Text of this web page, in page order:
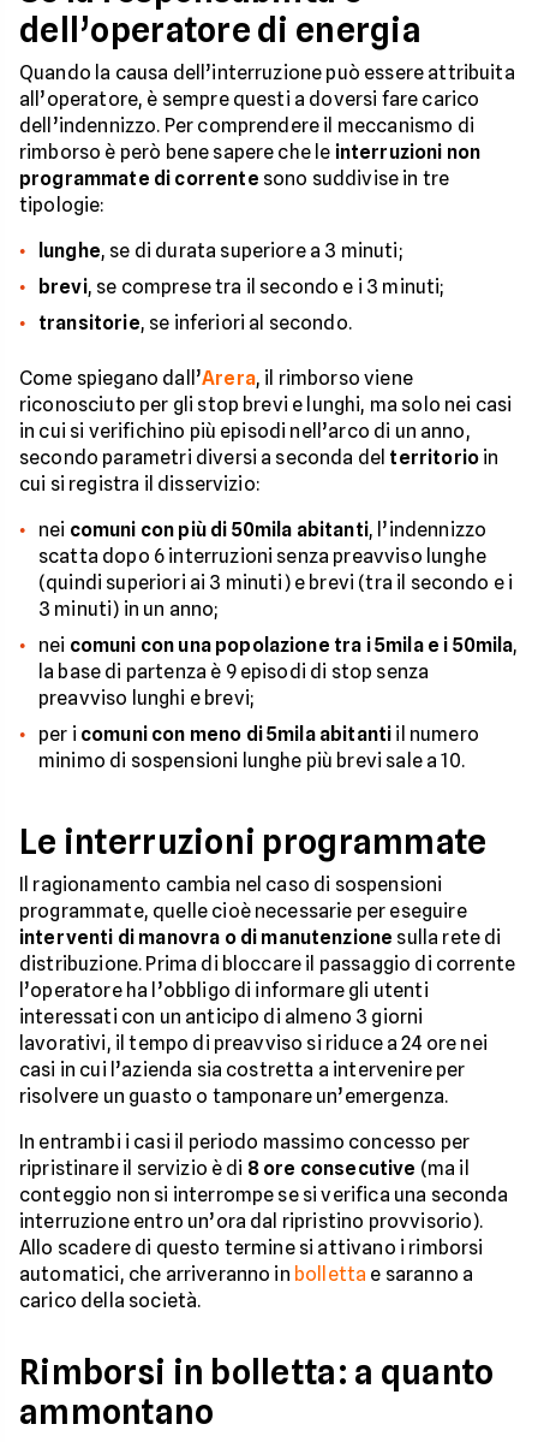
dell’operatore di energia
Quando la causa dell’interruzione può essere attribuita
all’operatore, è sempre questi a doversi fare carico
dell’indennizzo. Per comprendere il meccanismo di
rimborso è però bene sapere che le interruzioni non
programmate di corrente sono suddivise in tre
tipologie:
lunghe, se di durata superiore a 3 minuti;
brevi, se comprese tra il secondo e i 3 minuti;
transitorie, se inferiori al secondo.
Come spiegano dall’Arera, il rimborso viene
riconosciuto per gli stop brevi e lunghi, ma solo nei casi
in cui si verifichino più episodi nell’arco di un anno,
secondo parametri diversi a seconda del territorio in
cui si registra il disservizio:
nei comuni con più di 50mila abitanti, l’indennizzo
scatta dopo 6 interruzioni senza preavviso lunghe
(quindi superiori ai 3 minuti) e brevi (tra il secondo e i
3 minuti) in un anno;
nei comuni con una popolazione tra i 5mila e i 50mila,
la base di partenza è 9 episodi di stop senza
preavviso lunghi e brevi;
per i comuni con meno di 5mila abitanti il numero
minimo di sospensioni lunghe più brevi sale a 10.
Le interruzioni programmate
Il ragionamento cambia nel caso di sospensioni
programmate, quelle cioè necessarie per eseguire
interventi di manovra o di manutenzione sulla rete di
distribuzione. Prima di bloccare il passaggio di corrente
l’operatore ha l’obbligo di informare gli utenti
interessati con un anticipo di almeno 3 giorni
lavorativi, il tempo di preavviso si riduce a 24 ore nei
casi in cui l’azienda sia costretta a intervenire per
risolvere un guasto o tamponare un’emergenza.
In entrambi i casi il periodo massimo concesso per
ripristinare il servizio è di 8 ore consecutive (ma il
conteggio non si interrompe se si verifica una seconda
interruzione entro un’ora dal ripristino provvisorio).
Allo scadere di questo termine si attivano i rimborsi
automatici, che arriveranno in bolletta e saranno a
carico della società.
Rimborsi in bolletta: a quanto
ammontano